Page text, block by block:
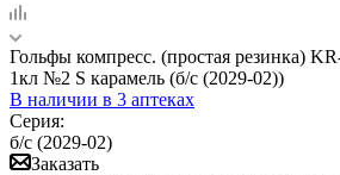
Гольфы компресс. (простая резинка)
1кл №2 S карамель (б/с (2029-02))
В наличии в 3 аптеках
Серия:
б/с (2029-02)
Заказать